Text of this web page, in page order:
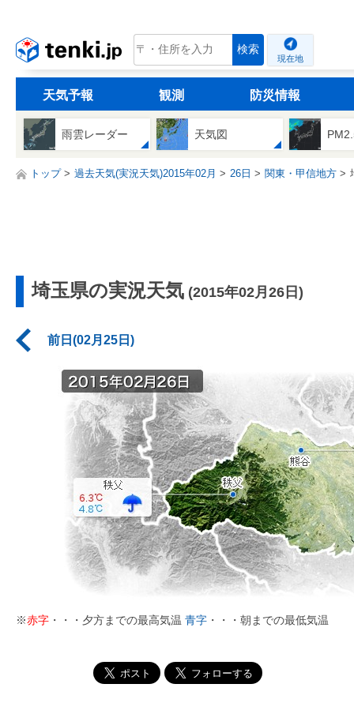
tenki.jp 検索
現在地
天気予報 観測 防災情報
雨雲レーダー 天気図
トップ 過去天気(実況天気)2015年02月 26日 関東・甲信地方
埼玉県の実況天気 (2015年02月26日)
前日(02月25日)
※赤字 ・・・夕方までの最高気温 青字 ・・・朝までの最低気温